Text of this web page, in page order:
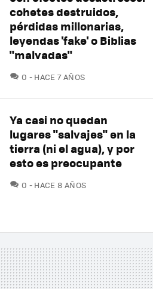
cohetes destruidos,
pérdidas millonarias,
leyendas 'fake' o Biblias
"malvadas"
0 COMENTARIOS
HACE 7 AÑOS
Ya casi no quedan
lugares "salvajes" en la
tierra (ni el agua), y por
esto es preocupante
0 COMENTARIOS
HACE 8 AÑOS